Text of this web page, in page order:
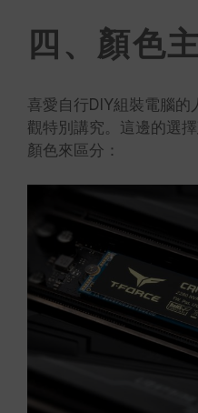
四、顏色
喜愛自行DIY組裝電腦的
觀特別講究。這邊的選
顏色來區分：